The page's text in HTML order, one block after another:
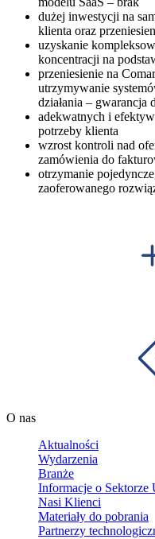
dużej inwestycji na
klienta oraz
uzyskanie
koncentracji na
przeniesienie na
utrzymywanie
działania – gwarancja
adekwatnych i
potrzeby klienta
wzrost kontroli nad
zamówienia do
otrzymanie
zaoferowanego
O nas
Aktualności
Wydarzenia
Branże
Informacje o Sektorze
Nasi Klienci
Materiały do pobrania
Partnerzy